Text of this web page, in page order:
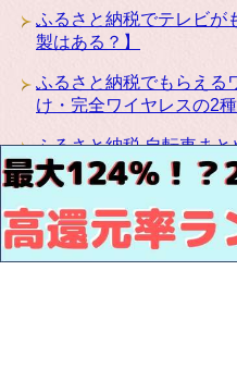
ふるさと納税でテレビが
製はある？】
ふるさと納税でもらえる
け・完全ワイヤレスの2種
ふるさと納税 自転車ま
ふるさと納税にカリモク
ーブル・ベッドなど種類